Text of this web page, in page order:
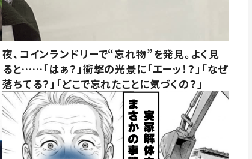
夜、コインランドリーで“忘れ物”を発見。よく見
ると……「はぁ？」衝撃の光景に「エーッ！？」「なぜ
落ちてる？」「どこで忘れたことに気づくの？」